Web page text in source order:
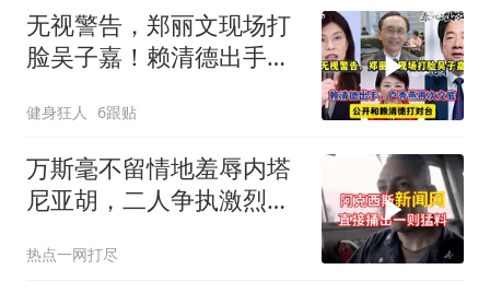
无视警告，郑丽文现场打
脸吴子嘉！赖清德出手，
健身狂人 6跟贴
万斯毫不留情地羞辱内塔
尼亚胡，二人争执激烈，
热点一网打尽